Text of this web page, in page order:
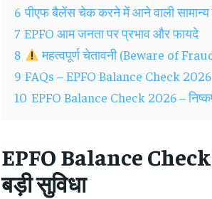
6 पीएफ बैलेंस चेक करने में आने वाली सामान्य
7 EPFO आम जनता पर प्रभाव और फायदे
8
महत्वपूर्ण चेतावनी (Beware of
9 FAQs – EPFO Balance Check 2026
10 EPFO Balance Check 2026 –
EPFO Balance Check
बड़ी सुविधा